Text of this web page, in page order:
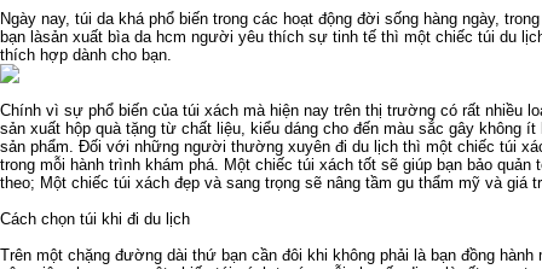
Ngày nay, túi da khá phổ biến trong các hoạt động đời sống hàng ngày,
bạn làsản xuất bìa da hcm người yêu thích sự tinh tế thì một chiếc túi du
thích hợp dành cho bạn.
Chính vì sự phổ biến của túi xách mà hiện nay trên thị trường có rất nhiều
sản xuất hộp quà tặng từ chất liệu, kiểu dáng cho đến màu sắc gây không
sản phẩm. Đối với những người thường xuyên đi du lịch thì một chiếc túi
trong mỗi hành trình khám phá. Một chiếc túi xách tốt sẽ giúp bạn bảo quản
theo; Một chiếc túi xách đẹp và sang trọng sẽ nâng tầm gu thẩm mỹ và giá
Cách chọn túi khi đi du lịch
Trên một chặng đường dài thứ bạn cần đôi khi không phải là bạn đồng